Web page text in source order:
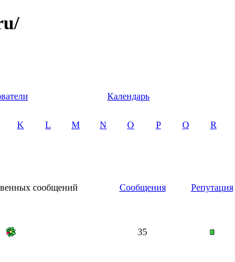
Календарь
K L M N O P Q R
сообщений Сообщения Репутация
35